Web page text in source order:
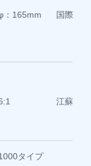
：165mm 国際標準
江蘇
タイプ